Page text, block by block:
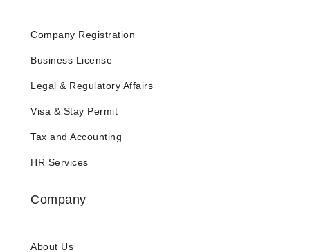
Company Registration
Business License
Legal & Regulatory Affairs
Visa & Stay Permit
Tax and Accounting
HR Services
Company
About Us